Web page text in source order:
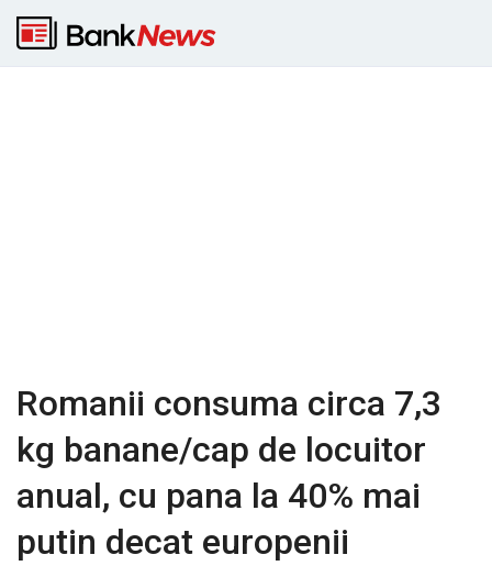
Romanii consuma circa 7,3
kg banane/cap de locuitor
anual, cu pana la 40% mai
putin decat europenii